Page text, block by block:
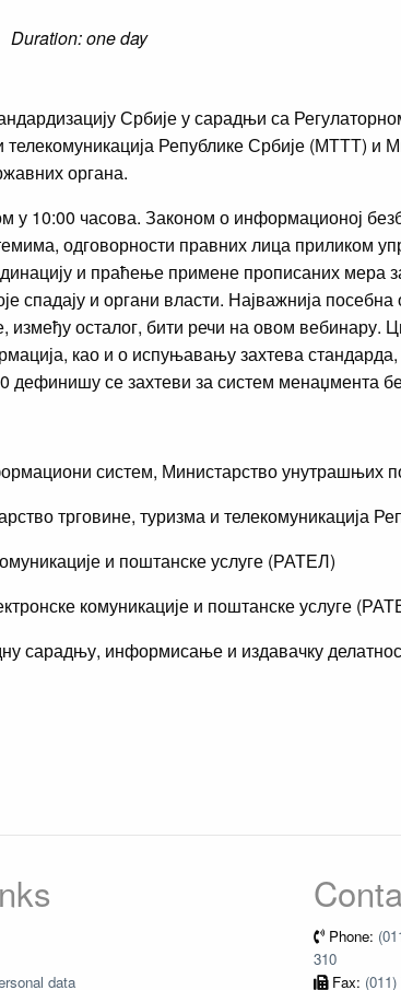
Duration: one day
Србије у сарадњи са
Републике Србије (МТТТ) и
органа.
у 10:00 часова. Законом о информационој
одговорности правних лица
и праћење примене прописаних мера
спадају и органи власти. Најважнија
између осталог, бити речи на овом
као и о испуњавању захтева
се захтеви за систем менаџмента
систем, Министарство унутрашњих
трговине, туризма и телекомуникација
и поштанске услуге (РАТЕЛ)
комуникације и поштанске услуге
информисање и издавачку
data
Phone:
310
Fax: